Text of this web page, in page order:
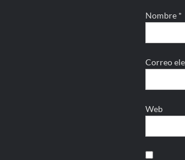
Nombre *
Correo
Web